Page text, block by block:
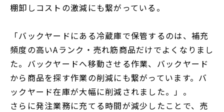
棚卸しコストの激減にも繋がっている。
「バックヤードにある冷蔵庫で保管するのは、補充
頻度の高いAランク・売れ筋商品だけでよくなりまし
た。バックヤードへ移動させる作業、バックヤード
から商品を探す作業の削減にも繋がっています。バ
ックヤード在庫が大幅に削減されました。」。
さらに発注業務に充てる時間が減少したことで、売